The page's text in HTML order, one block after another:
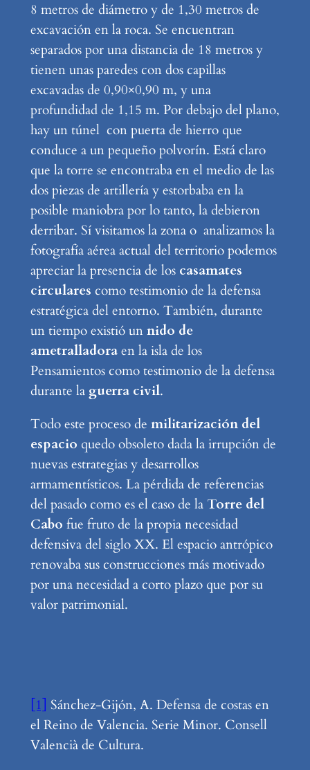
8 metros de diámetro y de 1,30 metros de
excavación en la roca. Se encuentran
separados por una distancia de 18 metros y
tienen unas paredes con dos capillas
excavadas de 0,90×0,90 m, y una
profundidad de 1,15 m. Por debajo del plano,
hay un túnel con puerta de hierro que
conduce a un pequeño polvorín. Está claro
que la torre se encontraba en el medio de las
dos piezas de artillería y estorbaba en la
posible maniobra por lo tanto, la debieron
derribar. Sí visitamos la zona o analizamos la
fotografía aérea actual del territorio podemos
apreciar la presencia de los casamates
circulares como testimonio de la defensa
estratégica del entorno. También, durante
un tiempo existió unnido de
ametralladoraen la isla de los
Pensamientos como testimonio de la defensa
durante la guerra civil.
Todo este proceso de militarización del
espacio quedo obsoleto dada la irrupción de
nuevas estrategias y desarrollos
armamentísticos. La pérdida de referencias
del pasado como es el caso de la Torre del
Cabo fue fruto de la propia necesidad
defensiva del siglo XX. El espacio antrópico
renovaba sus construcciones más motivado
por una necesidad a corto plazo que por su
valor patrimonial.
[1] Sánchez-Gijón, A. Defensa de costas en
el Reino de Valencia. Serie Minor. Consell
Valencià de Cultura.